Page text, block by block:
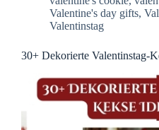
Valentine's day gifts,
Valentinstag
30+ Dekorierte Valentinstag-